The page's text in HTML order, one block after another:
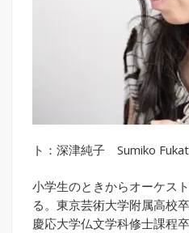
ト：深津純子 Sumiko
小学生のときからオーケス
る。東京芸術大学附属高校卒
慶応大学仏文学科修士課程